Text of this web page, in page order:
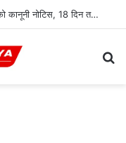
अज्ञात शवों के अंतिम संस्कार में देरी पर पुलिस को कानूनी नोटिस, 18 दिन तक लावारिस छोड़ने पर उठे सवाल